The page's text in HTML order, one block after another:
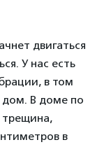
двигаться
У нас есть
в том
дом. В доме по
трещина,
в